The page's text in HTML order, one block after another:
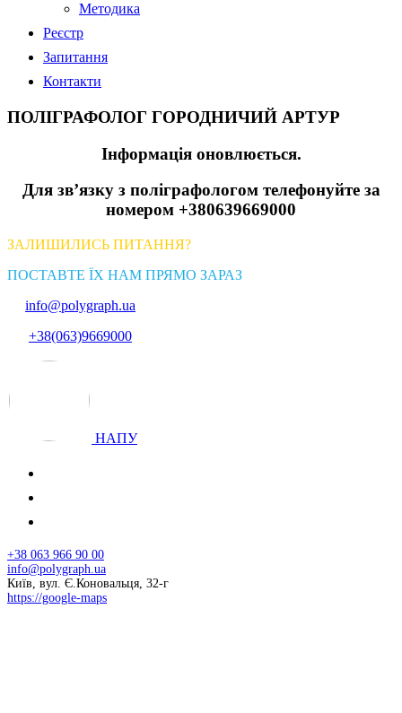
Методика
Реєстр
Запитання
Контакти
ПОЛІГРАФОЛОГ ГОРОДНИЧИЙ АРТУР
Інформація оновлюється.
Для зв’язку з поліграфологом телефонуйте за
номером +380639669000
ЗАЛИШИЛИСЬ ПИТАННЯ?
ПОСТАВТЕ ЇХ НАМ ПРЯМО ЗАРАЗ
info@polygraph.ua
+38(063)9669000
НАПУ
+38 063 966 90 00
info@polygraph.ua
Київ, вул. Є.Коновальця, 32-г
https://google-maps